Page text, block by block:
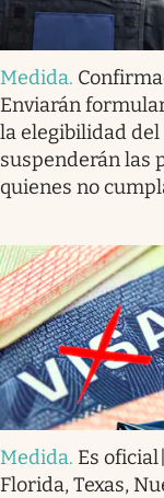
Medida.
Enviarán
la elegibilidad del
suspenderán las
quienes no
Medida. Es
Florida, Texas,